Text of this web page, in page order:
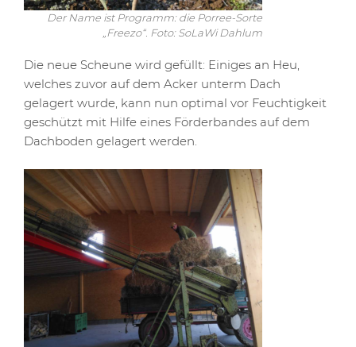
Der Name ist Programm: die Porree-Sorte
„Freezo“. Foto: SoLaWi Dahlum
Die neue Scheune wird gefüllt: Einiges an Heu,
welches zuvor auf dem Acker unterm Dach
gelagert wurde, kann nun optimal vor Feuchtigkeit
geschützt mit Hilfe eines Förderbandes auf dem
Dachboden gelagert werden.